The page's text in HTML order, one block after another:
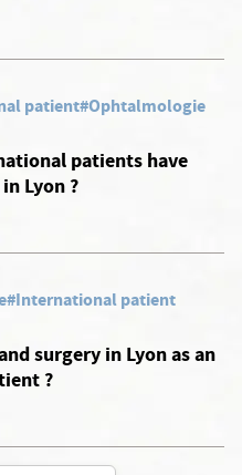
patient#Ophtalmologie
patients have
Lyon ?
#International patient
surgery in Lyon as an
?